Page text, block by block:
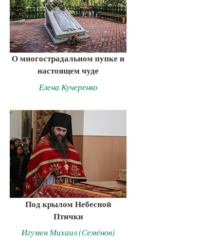
О многострадальном пупке и
настоящем чуде
Елена Кучеренко
Под крылом Небесной
Птички
Игумен Михаил (Семёнов)